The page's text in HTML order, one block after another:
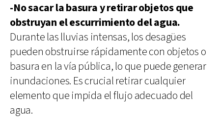
-No sacar la basura y retirar objetos que
obstruyan el escurrimiento del agua.
Durante las lluvias intensas, los desagües
pueden obstruirse rápidamente con objetos o
basura en la vía pública, lo que puede generar
inundaciones. Es crucial retirar cualquier
elemento que impida el flujo adecuado del
agua.